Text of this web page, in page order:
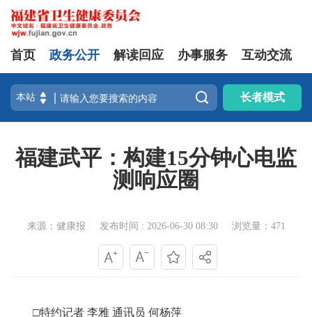
首页 政务公开 解读回应 办事服务 互动交流
 长者模式
福建武平：构建15分钟心电监
测响应圈
来源：健康报 发布时间 : 2026-06-30 08:30 浏览量：471
□特约记者 李雅 通讯员 何杨萍